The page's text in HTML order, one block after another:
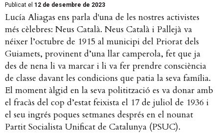
Publicat el 12 de desembre de 2023
Lucía Aliagas ens parla d'una de les nostres activistes
més cèlebres: Neus Català. Neus Català i Pallejà va
néixer l’octubre de 1915 al municipi del Priorat dels
Guiamets, provinent d’una llar camperola, fet que ja
des de nena li va marcar i li va fer prendre consciència
de classe davant les condicions que patia la seva família.
El moment àlgid en la seva politització es va donar amb
el fracàs del cop d’estat feixista el 17 de juliol de 1936 i
el seu ingrés poques setmanes després en el nounat
Partit Socialista Unificat de Catalunya (PSUC).